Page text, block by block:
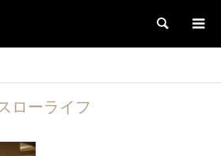
検索
ローライフ